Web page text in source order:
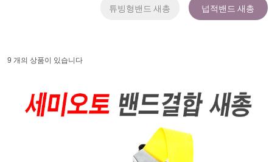
튜빙형밴드 새총 넙적밴드 새총
9 개의 상품이 있습니다